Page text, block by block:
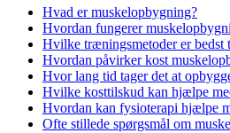
Hvad er muskelopbygning?
Hvordan fungerer
Hvilke træningsmetoder er bedst
Hvordan påvirker kost
Hvor lang tid tager det at
Hvilke kosttilskud kan hjælpe
Hvordan kan fysioterapi hjælpe
Ofte stillede spørgsmål om